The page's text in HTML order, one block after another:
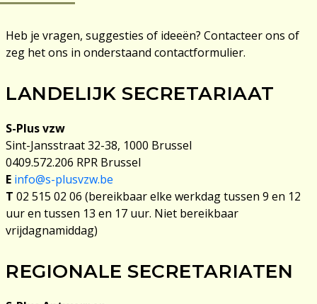
Heb je vragen, suggesties of ideeën? Contacteer ons of
zeg het ons in onderstaand contactformulier.
LANDELIJK SECRETARIAAT
S-Plus vzw
Sint-Jansstraat 32-38, 1000 Brussel
0409.572.206 RPR Brussel
E info@s-plusvzw.be
T 02 515 02 06 (bereikbaar elke werkdag tussen 9 en 12
uur en tussen 13 en 17 uur. Niet bereikbaar
vrijdagnamiddag)
REGIONALE SECRETARIATEN